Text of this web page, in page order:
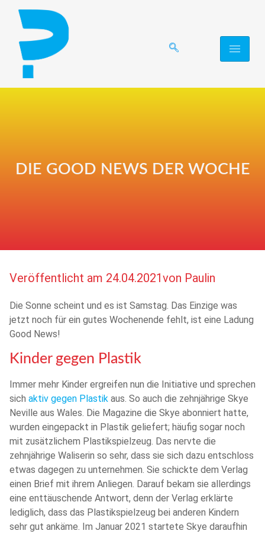
DIE GOOD NEWS DER WOCHE
Veröffentlicht am 24.04.2021 von Paulin
Die Sonne scheint und es ist Samstag. Das Einzige was
jetzt noch für ein gutes Wochenende fehlt, ist eine Ladung
Good News!
Kinder gegen Plastik
Immer mehr Kinder ergreifen nun die Initiative und sprechen
sich aktiv gegen Plastik aus. So auch die zehnjährige Skye
Neville aus Wales. Die Magazine die Skye abonniert hatte,
wurden eingepackt in Plastik geliefert; häufig sogar noch
mit zusätzlichem Plastikspielzeug. Das nervte die
zehnjährige Waliserin so sehr, dass sie sich dazu entschloss
etwas dagegen zu unternehmen. Sie schickte dem Verlag
einen Brief mit ihrem Anliegen. Darauf bekam sie allerdings
eine enttäuschende Antwort, denn der Verlag erklärte
lediglich, dass das Plastikspielzeug bei anderen Kindern
sehr gut ankäme. Im Januar 2021 startete Skye daraufhin